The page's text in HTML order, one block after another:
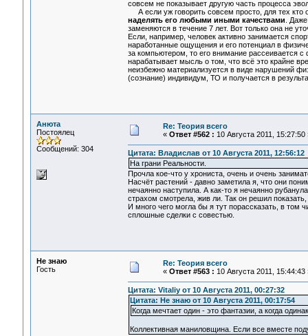
совсем не показывает другую часть процесса
А если уж говорить совсем просто, для тех кто
наделять его любыми иными качествами .
заменяются в течение 7 лет. Вот только она не
Если, например, человек активно занимается
наработанные ощущения и его потенциал в
за компьютером, то его внимание рассеивается
нарабатывает мысль о том, что всё это крайне
неизбежно материализуется в виде нарушений
(сознание) индивидум, ТО и получается в
Анюта
Постоялец
Сообщений: 304
Re: Теория всего
« Ответ #562 : 10 Августа 2011, 15:27:50
Цитата: Владислав от 10 Августа 2011, 12:56:12
На грани Реальности.
Прочла кое-что у хрониста, очень и очень
Насчёт растений - давно заметила я, что они
нечаянно наступила. А как-то я нечаянно
страхом смотрела, жив ли. Так он решил
И много чего могла бы я тут порассказать, в том
сплошные сделки с совестью.
Не знаю
Гость
Re: Теория всего
« Ответ #563 : 10 Августа 2011, 15:44:43
Цитата: Vitaliy от 10 Августа 2011, 00:27:32
Цитата: Не знаю от 10 Августа 2011, 00:17:54
Когда мечтает один - это фантазии, а когда
Коллективная маниловщина. Если все вместе